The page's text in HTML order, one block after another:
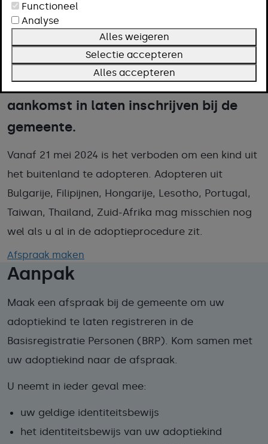
schrijven.
Heeft u een kind geadopteerd uit het
buitenland? Dan moet u uw
adoptiekind binnen 5 dagen na
aankomst in laten inschrijven bij de
gemeente.
Vanaf 21 mei 2024 is het verboden om een kind uit
het buitenland te adopteren. Adopteren uit
Bulgarije, Filipijnen, Hongarije, Lesotho, Portugal,
Taiwan, Thailand, Zuid-Afrika mag misschien nog
wel als u al in de adoptieprocedure zit.
Afspraak maken
Aanpak
Maak een afspraak bij de gemeente om uw
adoptiekind te laten registreren in de
Basisregistratie Personen (BRP). Kom samen met
uw adoptiekind naar de afspraak.
U neemt in ieder geval mee:
uw geldige identiteitsbewijs
het identiteitsbewijs van uw adoptiekind
Functioneel
Analyse
Alles weigeren
Selectie accepteren
Alles accepteren